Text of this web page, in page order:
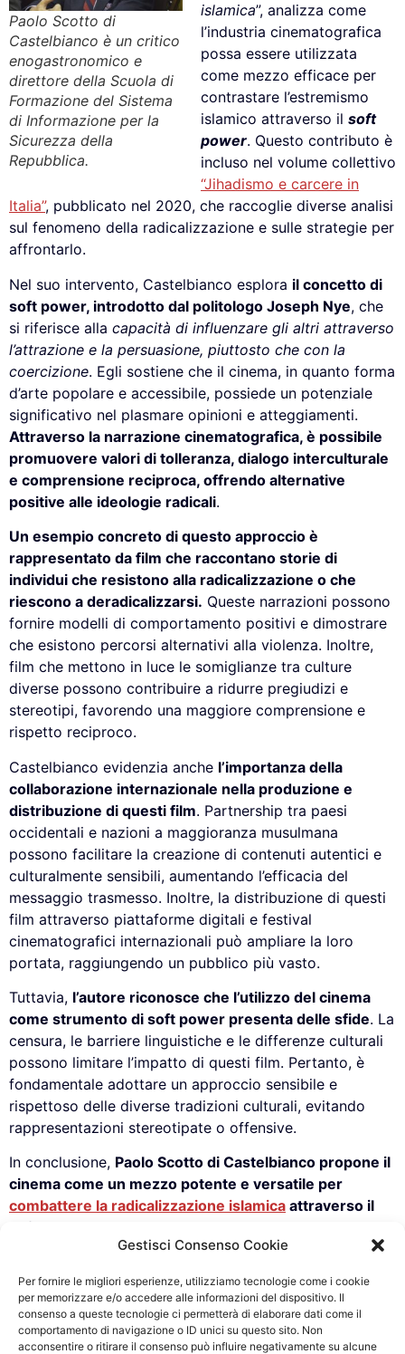
Gestisci Consenso Cookie
Per fornire le migliori esperienze, utilizziamo tecnologie come i cookie
per memorizzare e/o accedere alle informazioni del dispositivo. Il
consenso a queste tecnologie ci permetterà di elaborare dati come il
comportamento di navigazione o ID unici su questo sito. Non
acconsentire o ritirare il consenso può influire negativamente su alcune
Paolo Scotto di
Castelbianco è un critico
enogastronomico e
direttore della Scuola di
Formazione del Sistema
di Informazione per la
Sicurezza della
Repubblica.
islamica”, analizza come
l’industria cinematografica
possa essere utilizzata
come mezzo efficace per
contrastare l’estremismo
islamico attraverso il soft
power. Questo contributo è
incluso nel volume collettivo
“Jihadismo e carcere in
Italia”, pubblicato nel 2020, che raccoglie diverse analisi
sul fenomeno della radicalizzazione e sulle strategie per
affrontarlo.
Nel suo intervento, Castelbianco esplora il concetto di
soft power, introdotto dal politologo Joseph Nye, che
si riferisce alla capacità di influenzare gli altri attraverso
l’attrazione e la persuasione, piuttosto che con la
coercizione. Egli sostiene che il cinema, in quanto forma
d’arte popolare e accessibile, possiede un potenziale
significativo nel plasmare opinioni e atteggiamenti.
Attraverso la narrazione cinematografica, è possibile
promuovere valori di tolleranza, dialogo interculturale
e comprensione reciproca, offrendo alternative
positive alle ideologie radicali.
Un esempio concreto di questo approccio è
rappresentato da film che raccontano storie di
individui che resistono alla radicalizzazione o che
riescono a deradicalizzarsi. Queste narrazioni possono
fornire modelli di comportamento positivi e dimostrare
che esistono percorsi alternativi alla violenza. Inoltre,
film che mettono in luce le somiglianze tra culture
diverse possono contribuire a ridurre pregiudizi e
stereotipi, favorendo una maggiore comprensione e
rispetto reciproco.
Castelbianco evidenzia anche l’importanza della
collaborazione internazionale nella produzione e
distribuzione di questi film. Partnership tra paesi
occidentali e nazioni a maggioranza musulmana
possono facilitare la creazione di contenuti autentici e
culturalmente sensibili, aumentando l’efficacia del
messaggio trasmesso. Inoltre, la distribuzione di questi
film attraverso piattaforme digitali e festival
cinematografici internazionali può ampliare la loro
portata, raggiungendo un pubblico più vasto.
Tuttavia, l’autore riconosce che l’utilizzo del cinema
come strumento di soft power presenta delle sfide. La
censura, le barriere linguistiche e le differenze culturali
possono limitare l’impatto di questi film. Pertanto, è
fondamentale adottare un approccio sensibile e
rispettoso delle diverse tradizioni culturali, evitando
rappresentazioni stereotipate o offensive.
In conclusione, Paolo Scotto di Castelbianco propone il
cinema come un mezzo potente e versatile per
combattere la radicalizzazione islamica attraverso il
soft power
comprensione attraverso narrazioni coinvolgenti e
modo significativo alla prevenzione dell’estremismo e
alla costruzione di ponti tra culture diverse.
TaggatoCinema,Cultura, Deradicalizzazione,